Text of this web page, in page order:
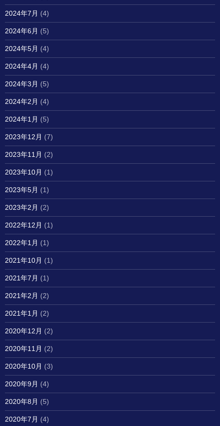
2024年7月 (4)
2024年6月 (5)
2024年5月 (4)
2024年4月 (4)
2024年3月 (5)
2024年2月 (4)
2024年1月 (5)
2023年12月 (7)
2023年11月 (2)
2023年10月 (1)
2023年5月 (1)
2023年2月 (2)
2022年12月 (1)
2022年1月 (1)
2021年10月 (1)
2021年7月 (1)
2021年2月 (2)
2021年1月 (2)
2020年12月 (2)
2020年11月 (2)
2020年10月 (3)
2020年9月 (4)
2020年8月 (5)
2020年7月 (4)